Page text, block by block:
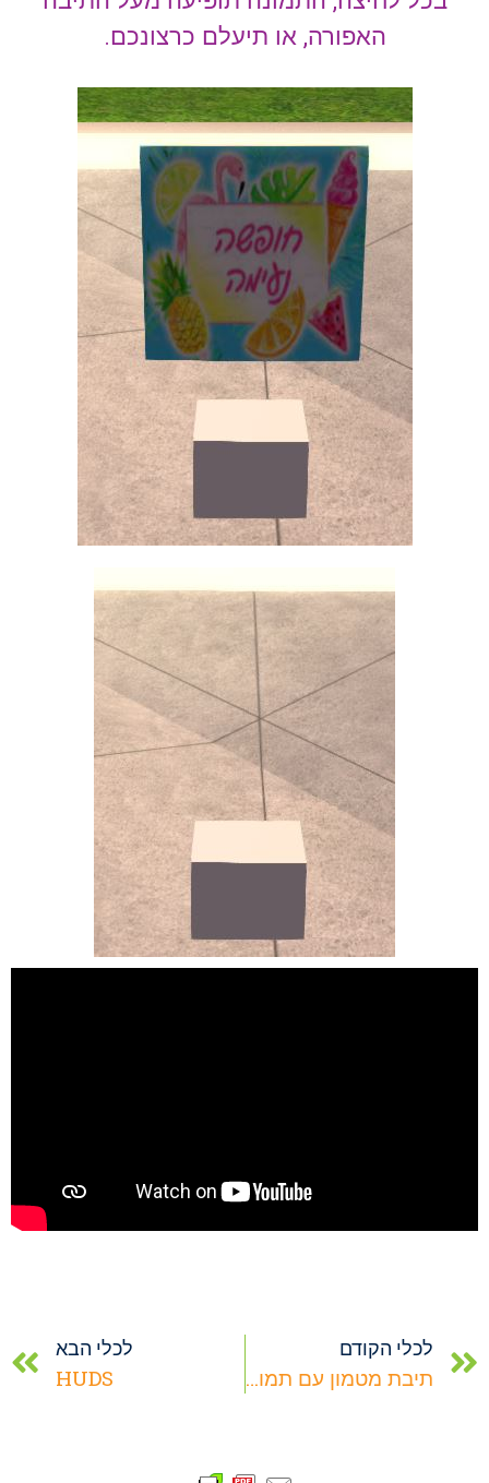
האפורה, או תיעלם כרצונכם.
לכלי הקודם
תיבת מטמון עם תמונה – GIVE BOX PICTURE
לכלי הבא
HUDS